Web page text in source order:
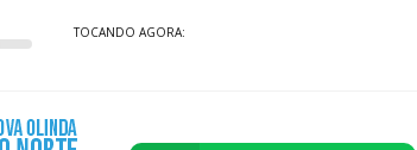
TOCANDO AGORA: